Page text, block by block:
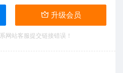
升级会员
网站客服提交链接错误！